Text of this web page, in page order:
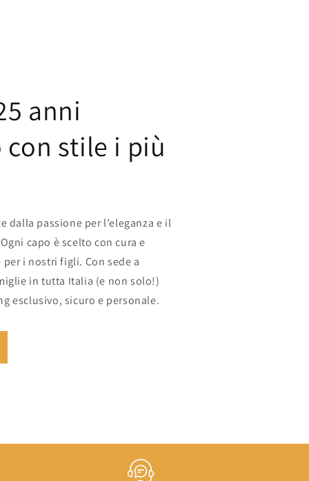
anni
stile i più
dalla passione per l’eleganza e il
capo è scelto con cura e
per i nostri figli. Con sede a
in tutta Italia (e non solo!)
esclusivo, sicuro e personale.